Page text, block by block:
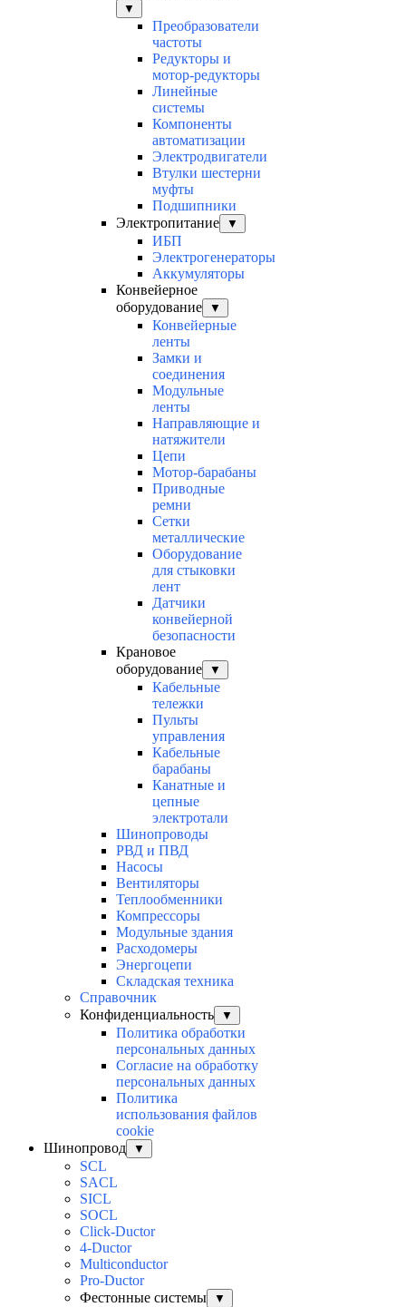
▼
Преобразователи
частоты
Редукторы и
мотор-редукторы
Линейные
системы
Компоненты
автоматизации
Электродвигатели
Втулки шестерни
муфты
Подшипники
Электропитание
▼
ИБП
Электрогенераторы
Аккумуляторы
Конвейерное
оборудование
▼
Конвейерные
ленты
Замки и
соединения
Модульные
ленты
Направляющие и
натяжители
Цепи
Мотор-барабаны
Приводные
ремни
Сетки
металлические
Оборудование
для стыковки
лент
Датчики
конвейерной
безопасности
Крановое
оборудование
▼
Кабельные
тележки
Пульты
управления
Кабельные
барабаны
Канатные и
цепные
электротали
Шинопроводы
РВД и ПВД
Насосы
Вентиляторы
Теплообменники
Компрессоры
Модульные здания
Расходомеры
Энергоцепи
Складская техника
Справочник
Конфиденциальность
▼
Политика обработки
персональных данных
Согласие на обработку
персональных данных
Политика
использования файлов
cookie
Шинопровод
▼
SCL
SACL
SICL
SOCL
Click-Ductor
4-Ductor
Multiconductor
Pro-Ductor
Фестонные системы
▼